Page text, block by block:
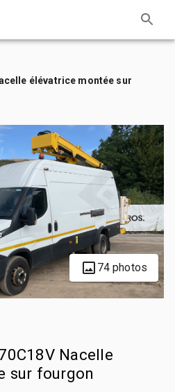
élévatrice montée sur
74 photos
Nacelle
sur fourgon